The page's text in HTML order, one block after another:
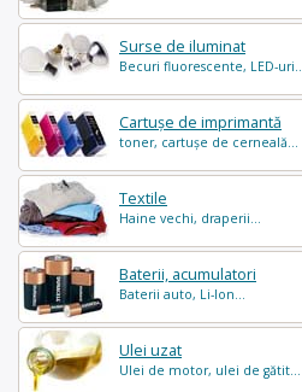
Surse de iluminat
Becuri fluorescente, LED-
Cartușe de imprimantă
toner, cartușe de cerneală...
Textile
Haine vechi, draperii...
Baterii, acumulatori
Baterii auto, Li-Ion...
Ulei uzat
Ulei de motor, ulei de gătit...